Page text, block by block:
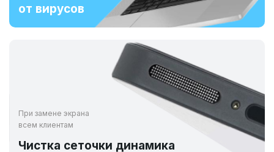
от вирусов
При замене экрана
всем клиентам
Чистка сеточки динамика